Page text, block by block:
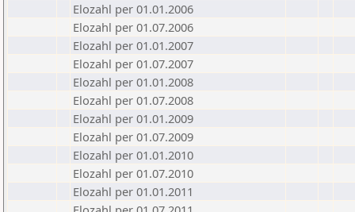
Elozahl per 01.01.2006
Elozahl per 01.07.2006
Elozahl per 01.01.2007
Elozahl per 01.07.2007
Elozahl per 01.01.2008
Elozahl per 01.07.2008
Elozahl per 01.01.2009
Elozahl per 01.07.2009
Elozahl per 01.01.2010
Elozahl per 01.07.2010
Elozahl per 01.01.2011